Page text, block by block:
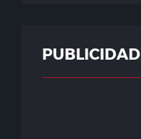
PUBLICIDAD